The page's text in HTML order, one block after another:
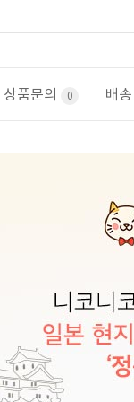
상품문의 0 배송